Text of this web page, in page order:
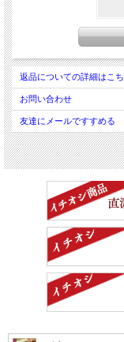
返品についての詳細はこ
お問い合わせ
友達にメールですすめる